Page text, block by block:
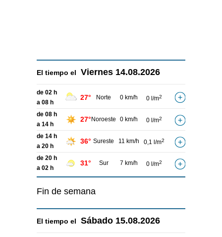
El tiempo el Viernes 14.08.2026
de 02 h
a 08 h
27° Norte 0 km/h 0 l/m2
de 08 h
a 14 h
27° Noroeste 0 km/h 0 l/m2
de 14 h
a 20 h
36° Sureste 11 km/h 0,1 l/m2
de 20 h
a 02 h
31° Sur 7 km/h 0 l/m2
Fin de semana
El tiempo el Sábado 15.08.2026